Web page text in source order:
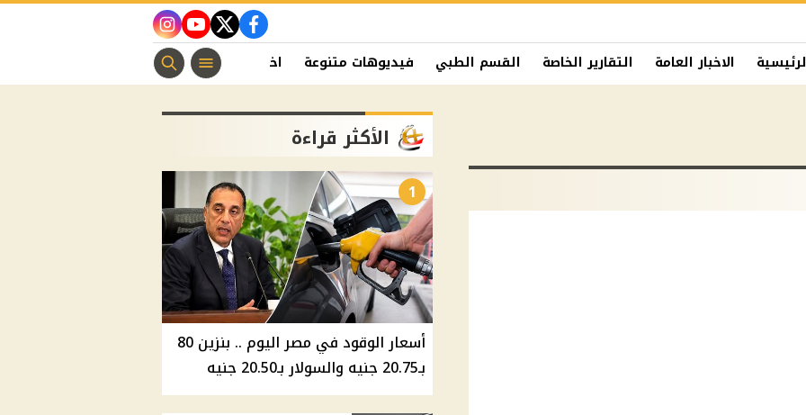
facebook
twitter
youtube
instagram
الاخبار العامة التقارير الخاصة القسم الطبي فيديوهات متنوعة اخبار الفن منوعات مسيحية
الأكثر قراءة
1
أسعار الوقود في مصر اليوم .. بنزين 80
بـ20.75 جنيه والسولار بـ20.50 جنيه